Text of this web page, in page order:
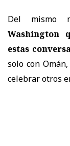
Del mismo
Washington
estas
solo con
celebrar otros